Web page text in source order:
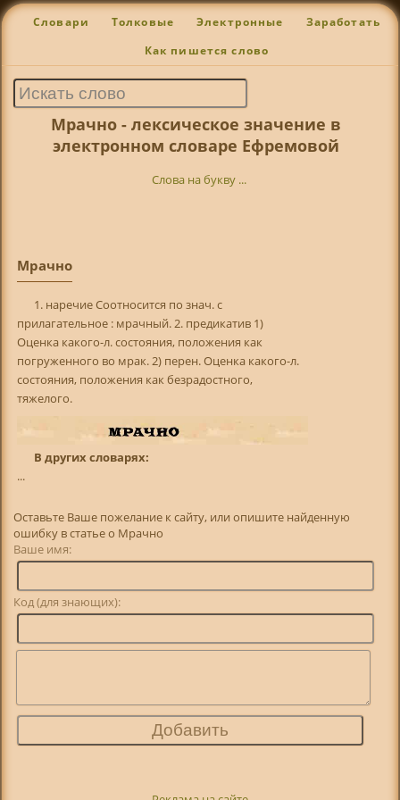
Словари Толковые Электронные Заработать
Как пишется слово
Мрачно - лексическое значение в
электронном словаре Ефремовой
Слова на букву ...
Мрачно
1. наречие Соотносится по знач. с
прилагательное : мрачный. 2. предикатив 1)
Оценка какого-л. состояния, положения как
погруженного во мрак. 2) перен. Оценка какого-л.
состояния, положения как безрадостного,
тяжелого.
В других словарях:
...
Оставьте Ваше пожелание к сайту, или опишите найденную
ошибку в статье о Мрачно
Ваше имя:
Код (для знающих):